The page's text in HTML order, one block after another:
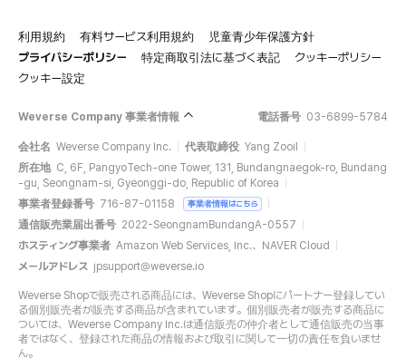
利用規約 有料サービス利用規約
児童青少年保護方針
プライバシーポリシー
特定商取引法に基づく表記
クッキーポリシー
クッキー設定
Weverse Company 事業者情報 電話番号 03-6899-5784
会社名 Weverse Company Inc. 代表取締役 Yang Zooil
所在地 C, 6F, PangyoTech-one Tower, 131, Bundangnaegok-ro, Bundang
-gu, Seongnam-si, Gyeonggi-do, Republic of Korea
事業者登録番号 716-87-01158 事業者情報はこちら
通信販売業届出番号 2022-SeongnamBundangA-0557
ホスティング事業者 Amazon Web Services, Inc.、NAVER Cloud
メールアドレス jpsupport@weverse.io
Weverse Shopで販売される商品には、Weverse Shopにパートナー登録してい
る個別販売者が販売する商品が含まれています。個別販売者が販売する商品に
ついては、Weverse Company Inc.は通信販売の仲介者として通信販売の当事
者ではなく、登録された商品の情報および取引に関して一切の責任を負いませ
ん。